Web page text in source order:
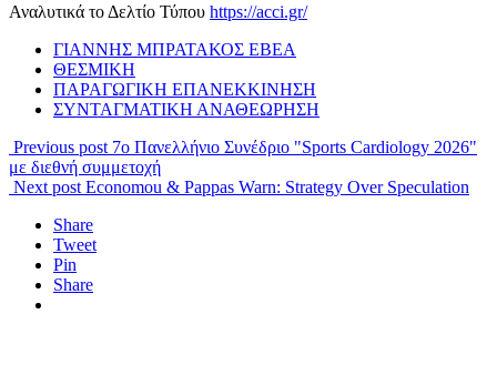
Αναλυτικά το Δελτίο Τύπου https://acci.gr/
ΓΙΑΝΝΗΣ ΜΠΡΑΤΑΚΟΣ ΕΒΕΑ
ΘΕΣΜΙΚΗ
ΠΑΡΑΓΩΓΙΚΗ ΕΠΑΝΕΚΚΙΝΗΣΗ
ΣΥΝΤΑΓΜΑΤΙΚΗ ΑΝΑΘΕΩΡΗΣΗ
Previous post 7ο Πανελλήνιο Συνέδριο "Sports Cardiology 2026"
με διεθνή συμμετοχή
Next post Economou & Pappas Warn: Strategy Over Speculation
Share
Tweet
Pin
Share